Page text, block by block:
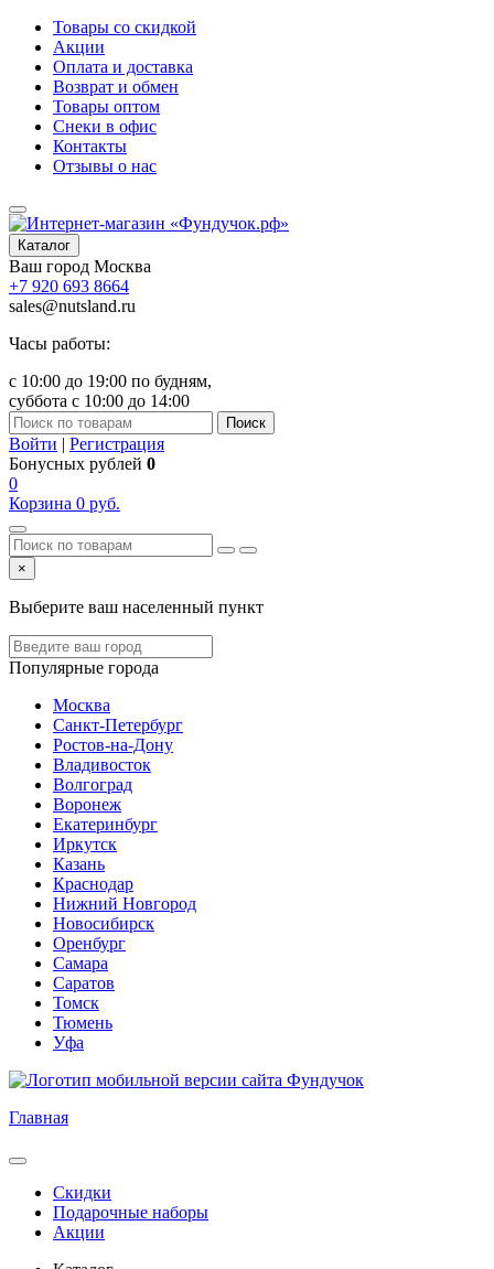
Товары со скидкой
Акции
Оплата и доставка
Возврат и обмен
Товары оптом
Снеки в офис
Контакты
Отзывы о нас
Каталог
Ваш город Москва
+7 920 693 8664
sales@nutsland.ru
Часы работы:
с 10:00 до 19:00 по будням,
суббота с 10:00 до 14:00
Поиск
Войти | Регистрация
Бонусных рублей 0
0
Корзина 0 руб.
×
Выберите ваш населенный пункт
Популярные города
Москва
Санкт-Петербург
Ростов-на-Дону
Владивосток
Волгоград
Воронеж
Екатеринбург
Иркутск
Казань
Краснодар
Нижний Новгород
Новосибирск
Оренбург
Самара
Саратов
Томск
Тюмень
Уфа
Главная
Скидки
Подарочные наборы
Акции